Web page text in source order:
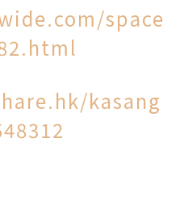
space
kasang